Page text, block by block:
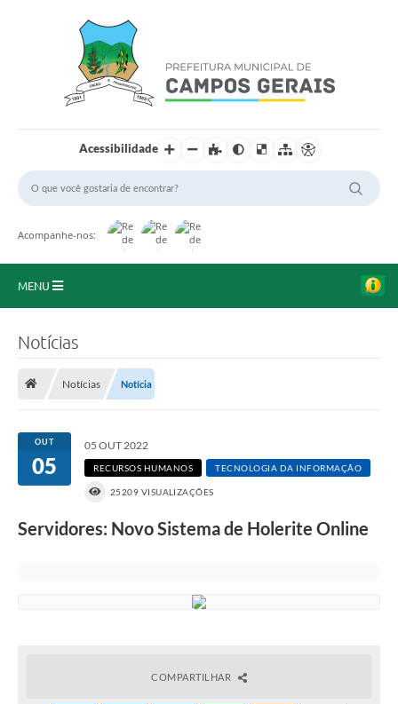
Acessibilidade
Acompanhe-nos:
MENU
Portal da Transparência
Secretarias
Notícias
Notícias Notícia
OUT
05
05 OUT 2022
RECURSOS HUMANOS TECNOLOGIA DA INFORMAÇÃO
25209 VISUALIZAÇÕES
Servidores: Novo Sistema de Holerite Online
COMPARTILHAR